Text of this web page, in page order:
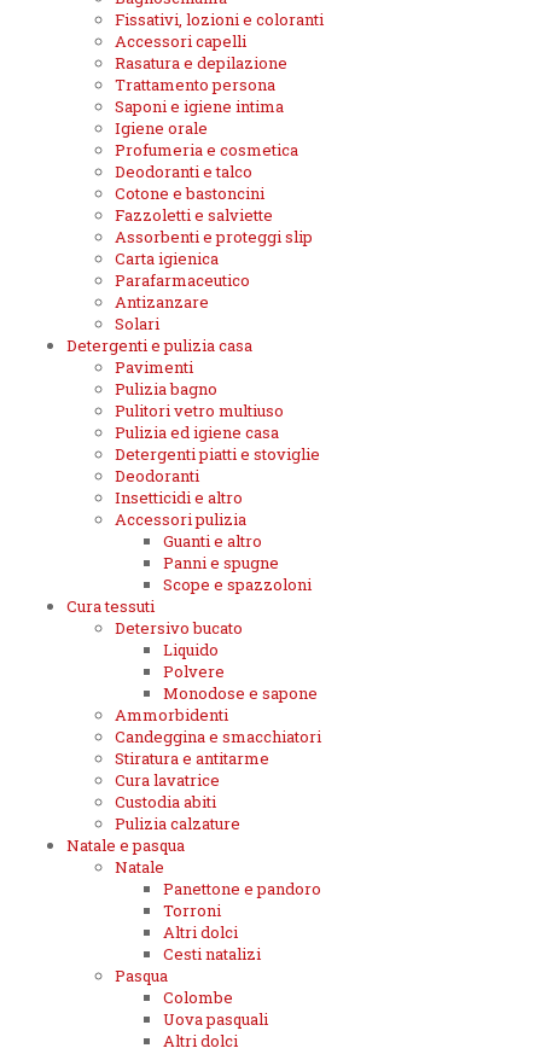
Fissativi, lozioni e coloranti
Accessori capelli
Rasatura e depilazione
Trattamento persona
Saponi e igiene intima
Igiene orale
Profumeria e cosmetica
Deodoranti e talco
Cotone e bastoncini
Fazzoletti e salviette
Assorbenti e proteggi slip
Carta igienica
Parafarmaceutico
Antizanzare
Solari
Detergenti e pulizia casa
Pavimenti
Pulizia bagno
Pulitori vetro multiuso
Pulizia ed igiene casa
Detergenti piatti e stoviglie
Deodoranti
Insetticidi e altro
Accessori pulizia
Guanti e altro
Panni e spugne
Scope e spazzoloni
Cura tessuti
Detersivo bucato
Liquido
Polvere
Monodose e sapone
Ammorbidenti
Candeggina e smacchiatori
Stiratura e antitarme
Cura lavatrice
Custodia abiti
Pulizia calzature
Natale e pasqua
Natale
Panettone e pandoro
Torroni
Altri dolci
Cesti natalizi
Pasqua
Colombe
Uova pasquali
Altri dolci